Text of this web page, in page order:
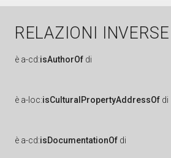
RELAZIONI INVERSE
è a-cd:isAuthorOf di
è a-loc:isCulturalPropertyAddressOf di
è a-cd:isDocumentationOf di